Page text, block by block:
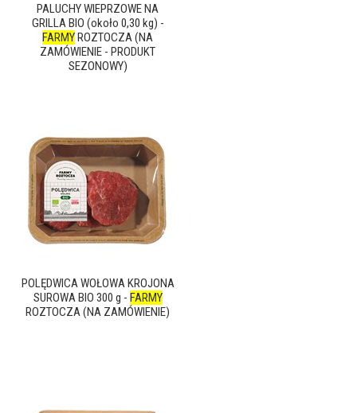
PALUCHY WIEPRZOWE NA
GRILLA BIO (około 0,30 kg) -
FARMYROZTOCZA (NA
ZAMÓWIENIE - PRODUKT
SEZONOWY)
POLĘDWICA WOŁOWA KROJONA
SUROWA BIO 300 g - FARMY
ROZTOCZA (NA ZAMÓWIENIE)